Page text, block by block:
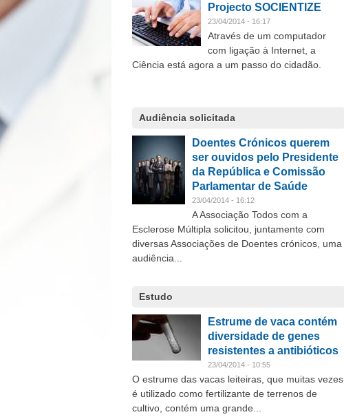
Projecto SOCIENTIZE
23/04/2014 - 16:17
Através de um computador
com ligação à Internet, a
Ciência está agora a um passo do cidadão.
Audiência solicitada
Doentes Crónicos querem
ser ouvidos pelo Presidente
da República e Comissão
Parlamentar de Saúde
23/04/2014 - 16:12
A Associação Todos com a
Esclerose Múltipla solicitou, juntamente com
diversas Associações de Doentes crónicos, uma
audiência...
Estudo
Estrume de vaca contém
diversidade de genes
resistentes a antibióticos
23/04/2014 - 10:55
O estrume das vacas leiteiras, que muitas vezes
é utilizado como fertilizante de terrenos de
cultivo, contém uma grande...